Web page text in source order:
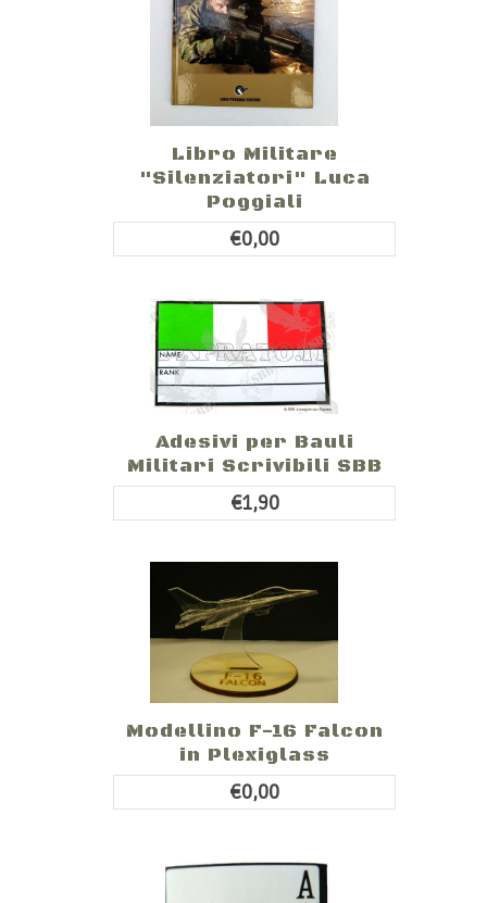
Libro Militare
"Silenziatori" Luca
Poggiali
€0,00
Adesivi per Bauli
Militari Scrivibili SBB
€1,90
Modellino F-16 Falcon
in Plexiglass
€0,00